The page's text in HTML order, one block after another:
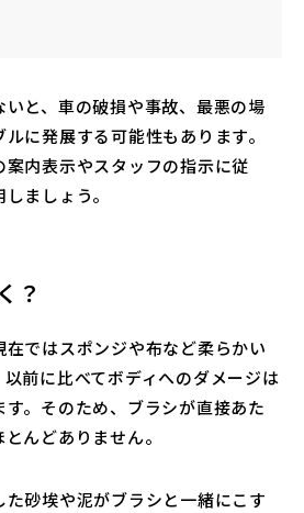
と、車の破損や事故、最悪の場
に発展する可能性もあります。
内表示やスタッフの指示に従
ましょう。
？
ではスポンジや布など柔らかい
前に比べてボディへのダメージは
。そのため、ブラシが直接あた
んどありません。
砂埃や泥がブラシと一緒にこす